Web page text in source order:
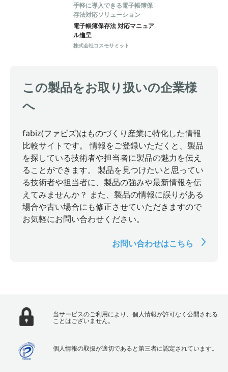
手軽に導入できる電子帳簿保
存法対応ソリューション
電子帳簿保存法 対応マニュア
ル進呈
株式会社コスモサミット
この製品をお取り扱いの企業様
へ
fabiz(ファビズ)はものづくり産業に特化した情報
比較サイトです。 情報をご登録いただくと、製品
を探している技術者や担当者に製品の魅力を伝え
ることができます。 製品を見つけたいと思ってい
る技術者や担当者に、製品の強みや最新情報を伝
えてみませんか？ また、製品の情報に誤りがある
場合や古い場合にも修正させていただきますので
お気軽にお問い合わせください。
お問い合わせはこちら
当サービスのご利用により、個人情報が許可なく公開される
ことはございません。
個人情報の取扱が適切であると第三者に認定されています。